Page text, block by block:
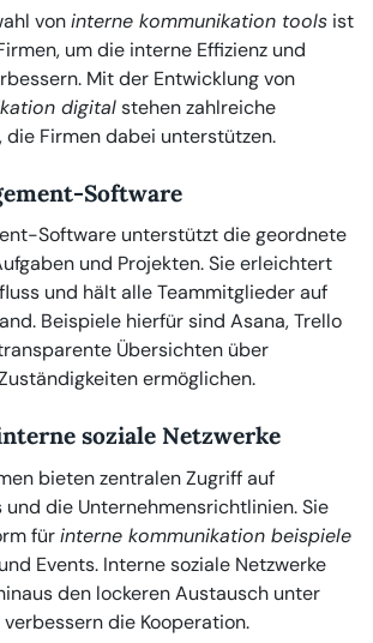
voninterne kommunikation tools ist
um die interne Effizienz und
Mit der Entwicklung von
digitalstehen zahlreiche
Firmen dabei unterstützen.
Software
Software unterstützt die geordnete
und Projekten. Sie erleichtert
und hält alle Teammitglieder auf
Beispiele hierfür sind Asana, Trello
Übersichten über
ermöglichen.
soziale Netzwerke
bieten zentralen Zugriff auf
die Unternehmensrichtlinien. Sie
fürinterne kommunikation beispiele
Events. Interne soziale Netzwerke
den lockeren Austausch unter
die Kooperation.